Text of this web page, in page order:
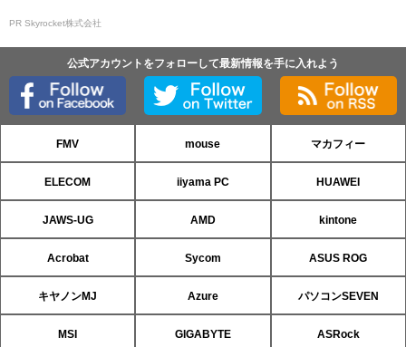
PR Skyrocket株式会社
公式アカウントをフォローして最新情報を手に入れよう
FMV mouse マカフィー
ELECOM iiyama PC HUAWEI
JAWS-UG AMD kintone
Acrobat Sycom ASUS ROG
キヤノンMJ Azure パソコンSEVEN
MSI GIGABYTE ASRock